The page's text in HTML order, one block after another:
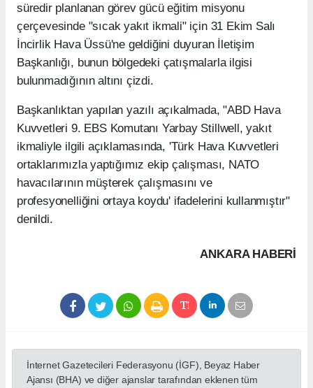
süredir planlanan görev gücü eğitim misyonu
çerçevesinde "sıcak yakıt ikmali" için 31 Ekim Salı
İncirlik Hava Üssü'ne geldiğini duyuran İletişim
Başkanlığı, bunun bölgedeki çatışmalarla ilgisi
bulunmadığının altını çizdi.
Başkanlıktan yapılan yazılı açıkalmada, "ABD Hava
Kuvvetleri 9. EBS Komutanı Yarbay Stillwell, yakıt
ikmaliyle ilgili açıklamasında, 'Türk Hava Kuvvetleri
ortaklarımızla yaptığımız ekip çalışması, NATO
havacılarının müşterek çalışmasını ve
profesyonelliğini ortaya koydu' ifadelerini kullanmıştır"
denildi.
ANKARA HABERİ
İnternet Gazetecileri Federasyonu (İGF), Beyaz Haber
Ajansı (BHA) ve diğer ajanslar tarafından eklenen tüm